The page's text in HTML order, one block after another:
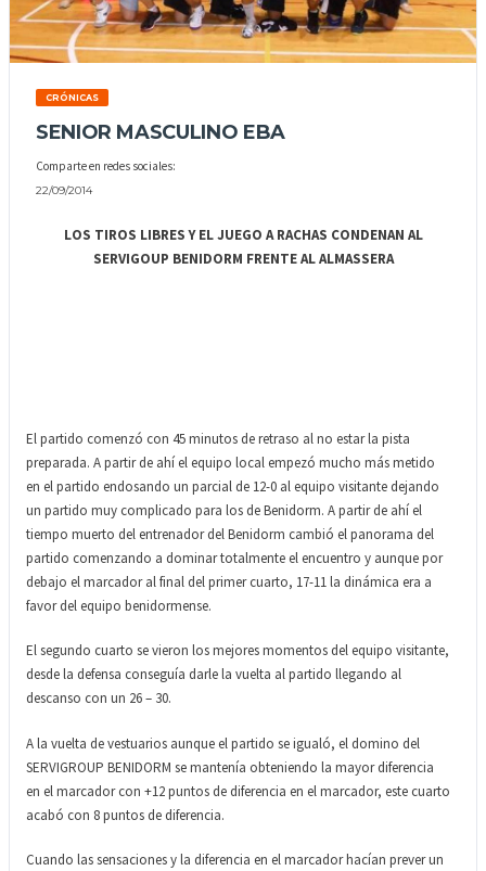
CRÓNICAS
SENIOR MASCULINO EBA
Comparte en redes sociales:
22/09/2014
LOS TIROS LIBRES Y EL JUEGO A RACHAS CONDENAN AL
SERVIGOUP BENIDORM FRENTE AL ALMASSERA
El partido comenzó con 45 minutos de retraso al no estar la pista
preparada. A partir de ahí el equipo local empezó mucho más metido
en el partido endosando un parcial de 12-0 al equipo visitante dejando
un partido muy complicado para los de Benidorm. A partir de ahí el
tiempo muerto del entrenador del Benidorm cambió el panorama del
partido comenzando a dominar totalmente el encuentro y aunque por
debajo el marcador al final del primer cuarto, 17-11 la dinámica era a
favor del equipo benidormense.
El segundo cuarto se vieron los mejores momentos del equipo visitante,
desde la defensa conseguía darle la vuelta al partido llegando al
descanso con un 26 – 30.
A la vuelta de vestuarios aunque el partido se igualó, el domino del
SERVIGROUP BENIDORM se mantenía obteniendo la mayor diferencia
en el marcador con +12 puntos de diferencia en el marcador, este cuarto
acabó con 8 puntos de diferencia.
Cuando las sensaciones y la diferencia en el marcador hacían prever un